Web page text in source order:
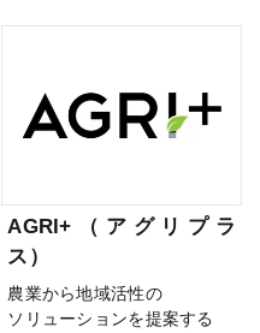
AGRI+（アグリプラ
ス）
農業から地域活性の
ソリューションを提案する